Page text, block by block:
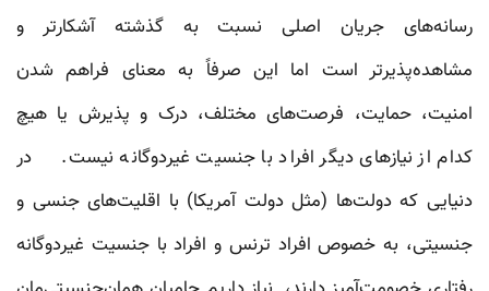
رسانه‌های جریان اصلی نسبت به گذشته آشکارتر و
مشاهده‌پذیرتر است اما این صرفاً به معنای فراهم شدن
امنیت، حمایت، فرصت‌های مختلف، درک و پذیرش یا هیچ
کدام از نیازهای دیگر افراد با جنسیت غیردوگانه نیست. در
دنیایی که دولت‌ها (مثل دولت آمریکا) با اقلیت‌های جنسی و
جنسیتی، به خصوص افراد ترنس و افراد با جنسیت غیردوگانه